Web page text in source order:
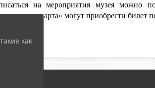
на мероприятия музея можно
карта» могут приобрести билет
как